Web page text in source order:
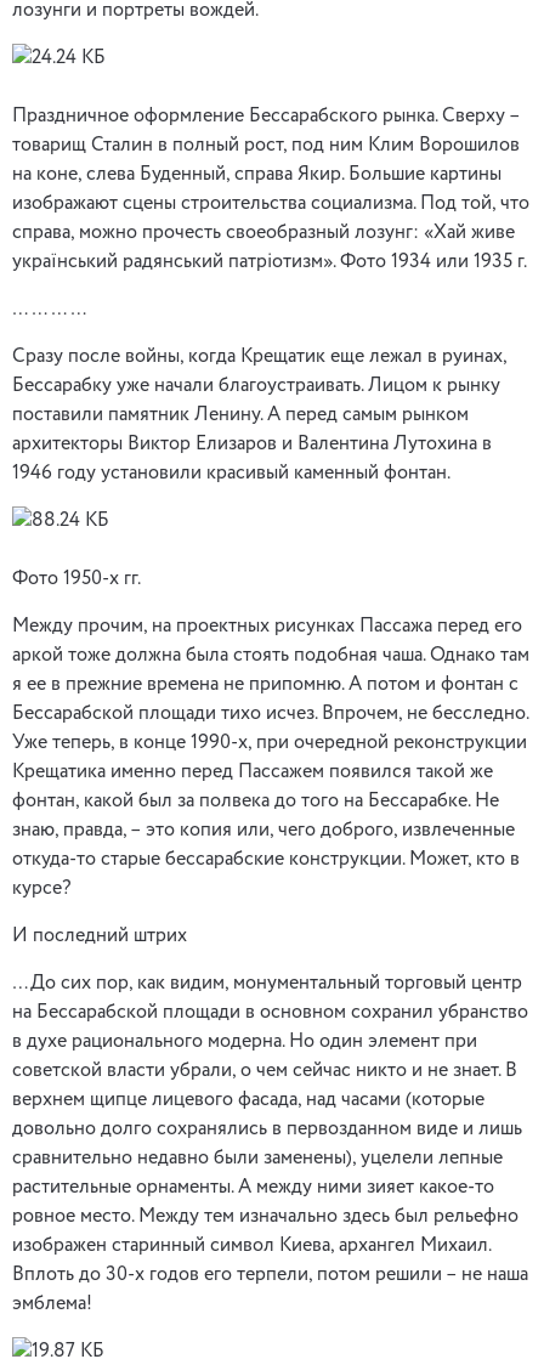
лозунги и портреты вождей.
Праздничное оформление Бессарабского рынка. Сверху –
товарищ Сталин в полный рост, под ним Клим Ворошилов
на коне, слева Буденный, справа Якир. Большие картины
изображают сцены строительства социализма. Под той, что
справа, можно прочесть своеобразный лозунг: «Хай живе
український радянський патріотизм». Фото 1934 или 1935 г.
…………
Сразу после войны, когда Крещатик еще лежал в руинах,
Бессарабку уже начали благоустраивать. Лицом к рынку
поставили памятник Ленину. А перед самым рынком
архитекторы Виктор Елизаров и Валентина Лутохина в
1946 году установили красивый каменный фонтан.
Фото 1950-х гг.
Между прочим, на проектных рисунках Пассажа перед его
аркой тоже должна была стоять подобная чаша. Однако там
я ее в прежние времена не припомню. А потом и фонтан с
Бессарабской площади тихо исчез. Впрочем, не бесследно.
Уже теперь, в конце 1990-х, при очередной реконструкции
Крещатика именно перед Пассажем появился такой же
фонтан, какой был за полвека до того на Бессарабке. Не
знаю, правда, – это копия или, чего доброго, извлеченные
откуда-то старые бессарабские конструкции. Может, кто в
курсе?
И последний штрих
…До сих пор, как видим, монументальный торговый центр
на Бессарабской площади в основном сохранил убранство
в духе рационального модерна. Но один элемент при
советской власти убрали, о чем сейчас никто и не знает. В
верхнем щипце лицевого фасада, над часами (которые
довольно долго сохранялись в первозданном виде и лишь
сравнительно недавно были заменены), уцелели лепные
растительные орнаменты. А между ними зияет какое-то
ровное место. Между тем изначально здесь был рельефно
изображен старинный символ Киева, архангел Михаил.
Вплоть до 30-х годов его терпели, потом решили – не наша
эмблема!